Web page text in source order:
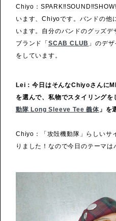
Chiyo：
います、Chiyoです。バンドの他
います。自分のバンドのグッズ
ブランド「SCAB CLUB 」のデ
をしています。
Lei：今日はそんなChiyoさんに
を選んで、私物でスタイリング
動隊 Long Sleeve Tee 義体」を
Chiyo：「攻殻機動隊」らしいサ
りました！なので今日のテーマは